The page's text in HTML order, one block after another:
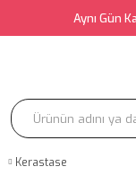
Aynı Gün
Kerastase